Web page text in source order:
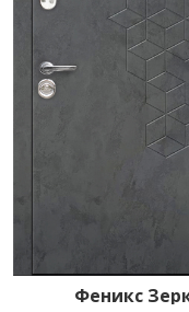
Феникс